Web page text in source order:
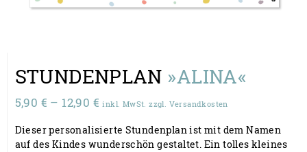
STUNDENPLAN »ALINA«
5,90 € – 12,90 €Preisspanne:
bis
inkl. MwSt. zzgl. Versandkosten
Dieser personalisierte Stundenplan ist mit dem Namen
auf des Kindes wunderschön gestaltet. Ein tolles kleines